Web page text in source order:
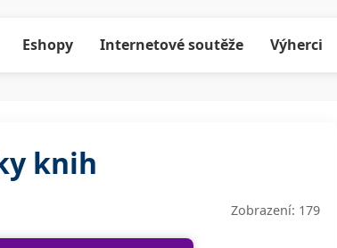
Eshopy Internetové soutěže Výherci
knih
Zobrazení: 179